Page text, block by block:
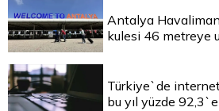
Antalya
kulesi 46 metreye
Türkiye`de
bu yıl yüzde